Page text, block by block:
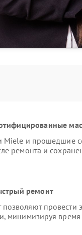
Miele и прошедшие
ремонта и
ремонт
провести
минимизируя время